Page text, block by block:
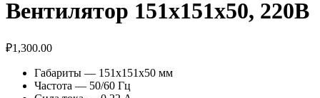
Вентилятор 151х151х50, 220В
₽1,300.00
Габариты — 151х151х50 мм
Частота — 50/60 Гц